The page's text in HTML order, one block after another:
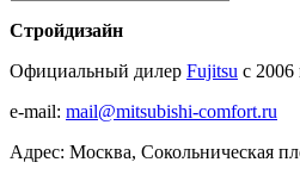
Стройдизайн
Официальный дилер Fujitsu c 2006
e-mail: mail@mitsubishi-comfort.ru
Адрес: Москва, Сокольническая